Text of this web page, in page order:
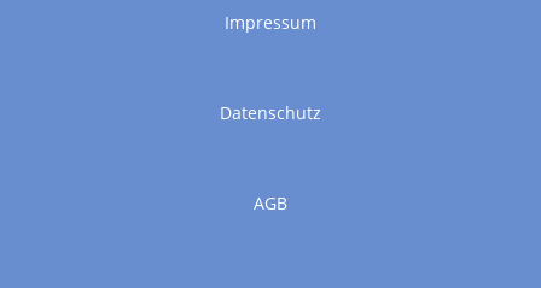
Impressum
Datenschutz
AGB